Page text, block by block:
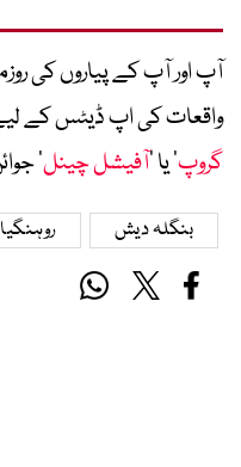
آپ اور آپ کے پیاروں کی
واقعات کی اپ ڈیٹس کے لیے
گروپ‘ یا ’آفیشل چینل‘
بنگلہ دیش روہنگیا